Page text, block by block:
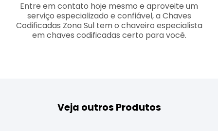
Entre em contato hoje mesmo e aproveite um
serviço especializado e confiável, a Chaves
Codificadas Zona Sul tem o chaveiro especialista
em chaves codificadas certo para você.
Veja outros Produtos